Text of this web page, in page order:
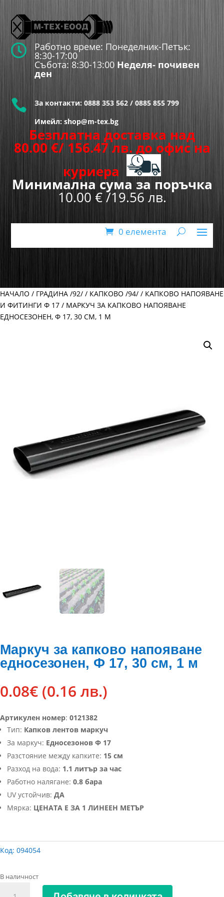
 Работно време: Понеделник-Петък:
8:30-17:00
Събота: 8:30-13:00 Неделя- почивен
ден
 За контакти: 0888 353 562 / 0885 855 799
Имейл: shop@m-tex.bg
Безплатна доставка над
80.00 €/ 156.47 лв. до офис на
куриера
Минимална сума за поръчка
10.00 € /19.56 лв.
0 елемента
НАЧАЛО / ГРАДИНА /92/ / КАПКОВО /94/ / КАПКОВО НАПОЯВАНЕ
И ФИТИНГИ Ф 17 / МАРКУЧ ЗА КАПКОВО НАПОЯВАНЕ
ЕДНОСЕЗОНЕН, Ф 17, 30 СМ, 1 М
Маркуч за капково напояване
едносезонен, Ф 17, 30 см, 1 м
0.08€ (0.16 лв.)
Артикулен номер: 0121382
Тип: Капков лентов маркуч
За маркуч: Едносезонов Ф 17
Разстояние между капките: 15 см
Разход на вода: 1.1 литър за час
Работно налягане: 0.8 бара
UV устойчив: ДА
Мярка: ЦЕНАТА Е ЗА 1 ЛИНЕЕН МЕТЪР
Код: 094054
В наличност